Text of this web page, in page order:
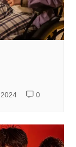
0